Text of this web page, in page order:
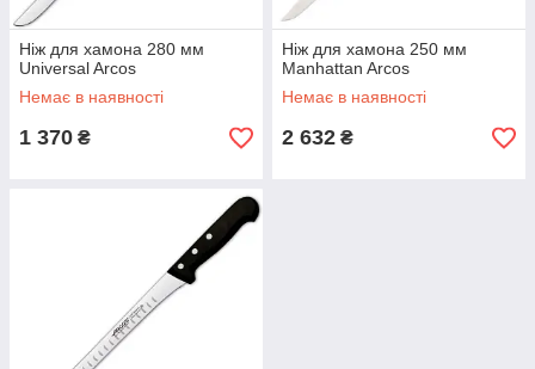
Ніж для хамона 280 мм
Universal Arcos
Немає в наявності
1 370 ₴
Ніж для хамона 250 мм
Manhattan Arcos
Немає в наявності
2 632 ₴